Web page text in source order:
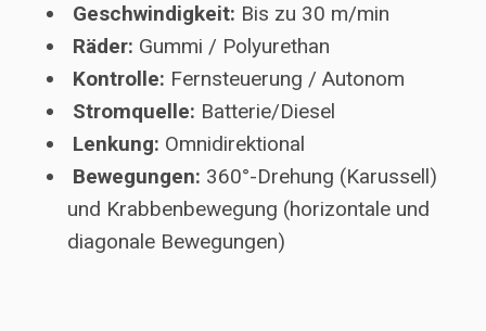
Geschwindigkeit: Bis zu 30 m/min
Räder: Gummi / Polyurethan
Kontrolle: Fernsteuerung / Autonom
Stromquelle: Batterie/Diesel
Lenkung: Omnidirektional
Bewegungen: 360°-Drehung (Karussell)
und Krabbenbewegung (horizontale und
diagonale Bewegungen)